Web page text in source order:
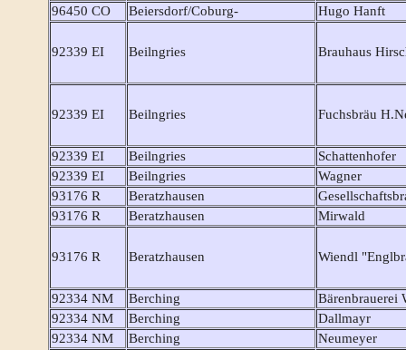
96450 CO
Beiersdorf/Coburg- Hugo Hanft
92339 EI Beilngries Brauhaus
92339 EI Beilngries Fuchsbräu
92339 EI Beilngries
Schattenhofer
92339 EI
Beilngries
Wagner
93176 R
Beratzhausen
93176 R
Beratzhausen Mirwald
93176 R Beratzhausen Wiendl
92334 NM Berching
Bärenbrauerei
92334 NM
Berching
Dallmayr
92334 NM
Berching
Neumeyer